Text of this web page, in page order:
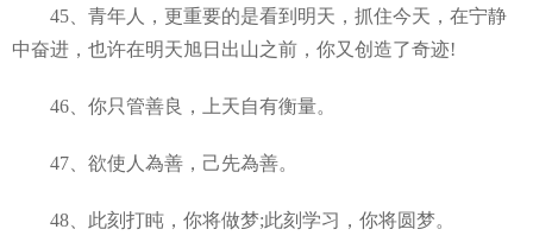
45、青年人，更重要的是看到明天，抓住今天，在宁静
中奋进，也许在明天旭日出山之前，你又创造了奇迹!
46、你只管善良，上天自有衡量。
47、欲使人為善，己先為善。
48、此刻打盹，你将做梦;此刻学习，你将圆梦。